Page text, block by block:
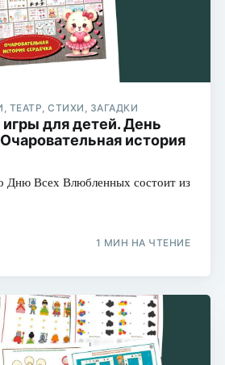
ТЕАТР, СТИХИ, ЗАГАДКИ
для детей. День
история
Дню Всех Влюбленных состоит из
1 МИН НА ЧТЕНИЕ